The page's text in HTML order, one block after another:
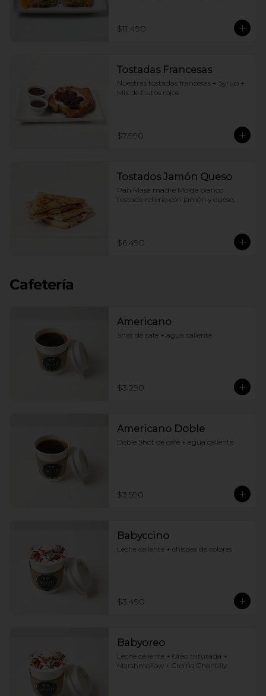
$11.490
Tostadas Francesas
Nuestras tostadas francesas + Syrup +
Mix de frutos rojos
$7.990
Tostados Jamón Queso
Pan Masa madre Molde blanco
tostado relleno con jamón y queso,
$6.490
Cafetería
Americano
Shot de café + agua caliente
$3.290
Americano Doble
Doble Shot de cafe + agua caliente
$3.590
Babyccino
Leche caliente + chispas de colores
$3.490
Babyoreo
Leche caliente + Oreo triturada +
Marshmallow + Crema Chantilly